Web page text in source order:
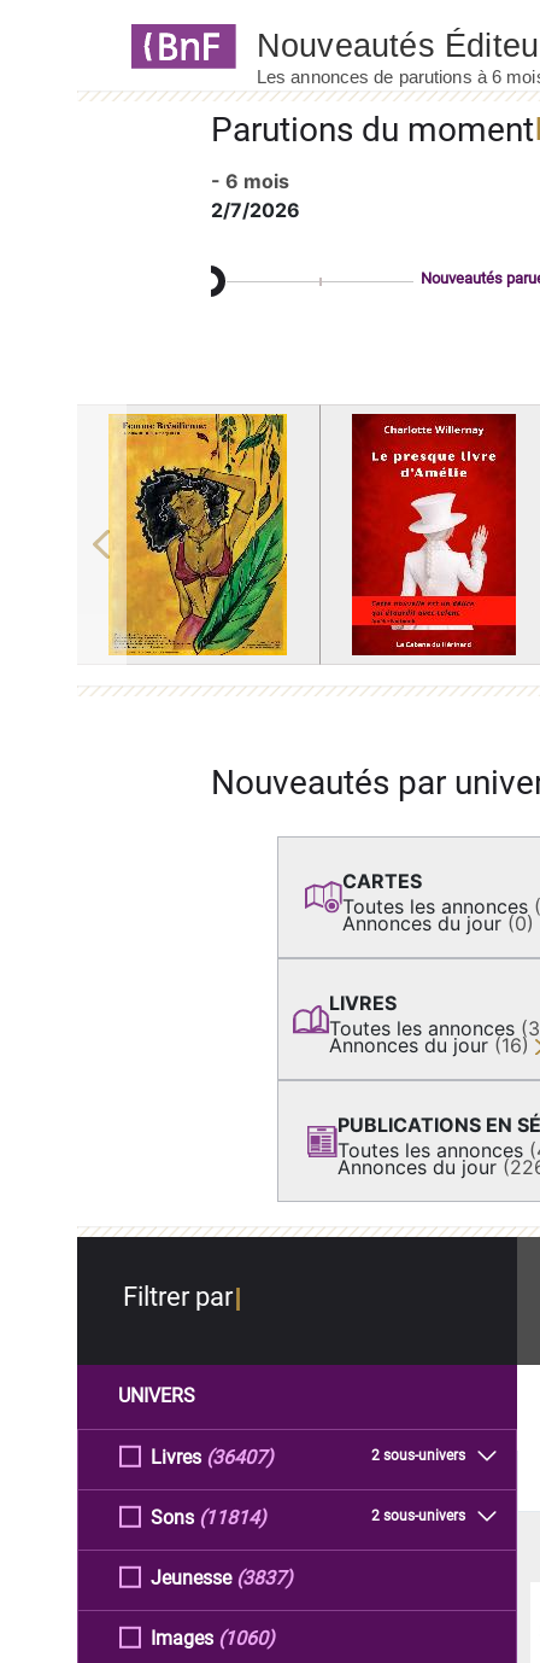
Parutions du moment
- 6 mois
2/7/2026
Nouveautés
Previous
Nouveautés par
CARTES
Toutes les annonces
Annonces du jour (0)
LIVRES
Toutes les annonces
Annonces du jour (16)
PUBLICATIONS EN
Toutes les annonces
Annonces du jour
Filtrer par
UNIVERS
Livres 2 sous-univers
(36407)
Sons 2 sous-univers
(11814)
Jeunesse (3837)
Images (1060)